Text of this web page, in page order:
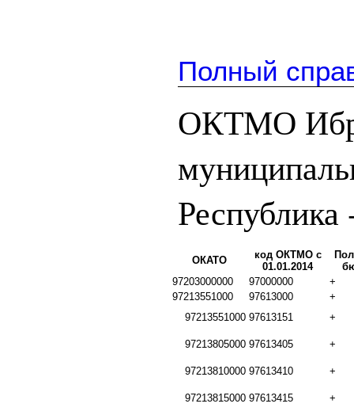
Полный
ОКТМО
ОКАТО
код ОКТМО с
01.01.2014
97203000000
97000000
+
97213551000
97613000
+
97213551000 97613151 +
97213805000 97613405 +
97213810000 97613410 +
97213815000 97613415 +